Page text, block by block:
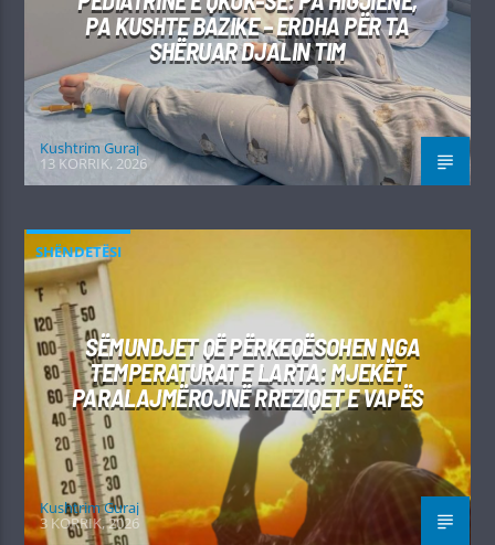
PA KUSHTE BAZIKE – ERDHA PËR TA
SHËRUAR DJALIN TIM
Kushtrim Guraj
13 KORRIK, 2026
SHËNDETËSI
SËMUNDJET QË PËRKEQËSOHEN NGA
TEMPERATURAT E LARTA: MJEKËT
PARALAJMËROJNË RREZIQET E VAPËS
Kushtrim Guraj
3 KORRIK, 2026